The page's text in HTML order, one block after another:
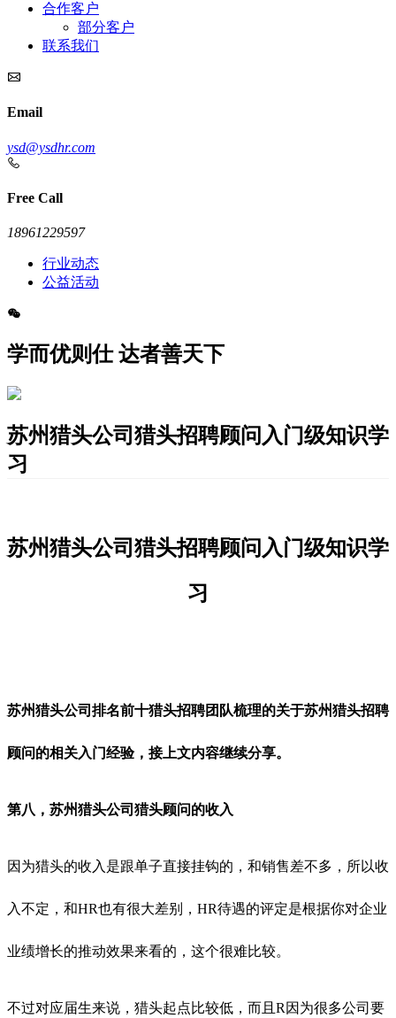
合作客户
部分客户
联系我们
Email
ysd@ysdhr.com
Free Call
18961229597
行业动态
公益活动
学而优则仕 达者善天下
苏州猎头公司猎头招聘顾问入门级知识学
习
苏州猎头公司猎头招聘顾问入门级知识学
习
苏州猎头公司排名前十猎头招聘团队梳理的关于苏州猎头招聘
顾问的相关入门经验，接上文内容继续分享。
第八，苏州猎头公司猎头顾问的收入
因为猎头的收入是跟单子直接挂钩的，和销售差不多，所以收
入不定，和HR也有很大差别，HR待遇的评定是根据你对企业
业绩增长的推动效果来看的，这个很难比较。
不过对应届生来说，猎头起点比较低，而且 R因为很多公司要